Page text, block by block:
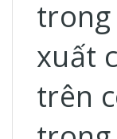
xuất
trên